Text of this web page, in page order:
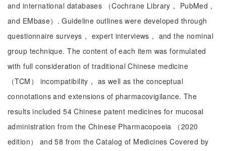
and international databases （Cochrane Library， PubMed，
and EMbase）. Guideline outlines were developed through
questionnaire surveys， expert interviews， and the nominal
group technique. The content of each item was formulated
with full consideration of traditional Chinese medicine
（TCM） incompatibility， as well as the conceptual
connotations and extensions of pharmacovigilance. The
results included 54 Chinese patent medicines for mucosal
administration from the Chinese Pharmacopoeia （2020
edition） and 58 from the Catalog of Medicines Covered by